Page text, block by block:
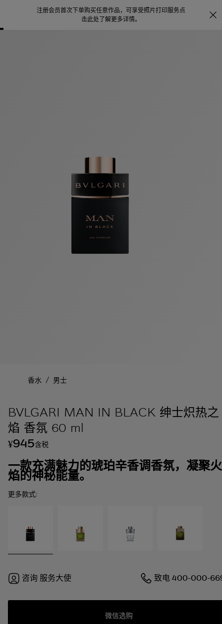
注册会员首次下单购买任意作品，可享受照片打印服务点
击此处了解更多详情。
香水 / 男士
BVLGARI MAN IN BLACK 绅士炽热之
焰 香氛 60 ml
¥945含税
一款充满魅力的琥珀辛香调香氛，凝聚火
焰的神秘能量。
更多款式:
咨询 服务大使 致电400-000-
微信选购